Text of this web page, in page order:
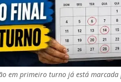
em primeiro turno já está